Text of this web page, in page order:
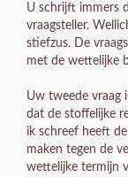
U schrijft immers
vraagsteller.
stiefzus. De
met de wettelijke
Uw tweede vraag
dat de stoffelijke
ik schreef heeft
maken tegen de
wettelijke termijn